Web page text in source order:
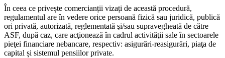
În ceea ce privește comercianții vizați de această procedură,
regulamentul are în vedere orice persoană fizică sau juridică, publică
ori privată, autorizată, reglementată şi/sau supravegheată de către
ASF, după caz, care acţionează în cadrul activităţii sale în sectoarele
pieţei financiare nebancare, respectiv: asigurări-reasigurări, piaţa de
capital și sistemul pensiilor private.